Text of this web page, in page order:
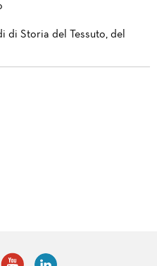
di Storia del Tessuto, del